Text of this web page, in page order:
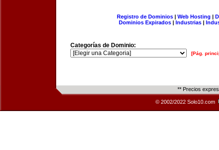
Registro de Dominios| Web Hosting |
Dominios Expirados | Industrias |
Categorías de Dominio:
[Pág.
** Precios
© 2002/2022 Solo10.com